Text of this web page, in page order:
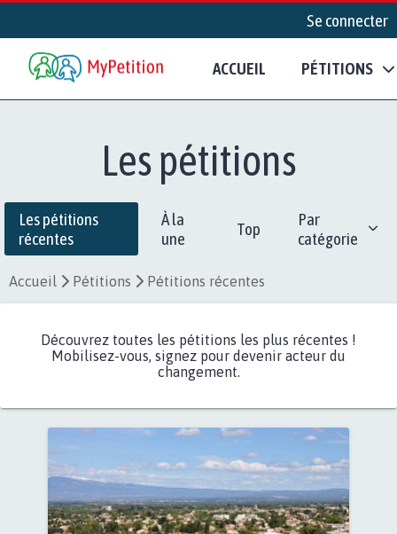
Se connecter
ACCUEIL PÉTITIONS
Les pétitions
Les pétitions
récentes
À la
une
Top
Par
catégorie
Accueil Pétitions Pétitions récentes
Découvrez toutes les pétitions les plus récentes !
Mobilisez-vous, signez pour devenir acteur du
changement.